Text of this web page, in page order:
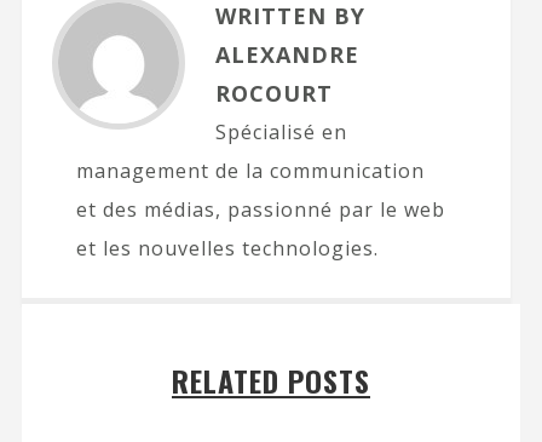
WRITTEN BY
ALEXANDRE
ROCOURT
Spécialisé en
management de la communication
et des médias, passionné par le web
et les nouvelles technologies.
RELATED POSTS